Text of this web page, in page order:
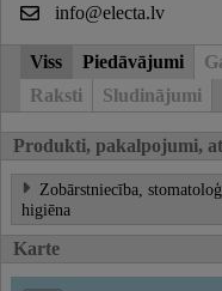
info@electa.lv
Viss Piedāvājumi
Raksti
Sludinājumi
Produkti, pakalpojumi,
Zobārstniecība,
higiēna
Karte